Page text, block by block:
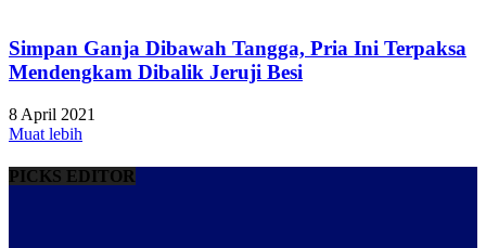
Simpan Ganja Dibawah Tangga, Pria Ini Terpaksa
Mendengkam Dibalik Jeruji Besi
8 April 2021
Muat lebih
PICKS EDITOR